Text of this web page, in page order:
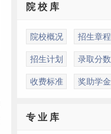
院 校 库
院校概况 招生章程
招生计划 录取分数
收费标准 奖助学金
专 业 库